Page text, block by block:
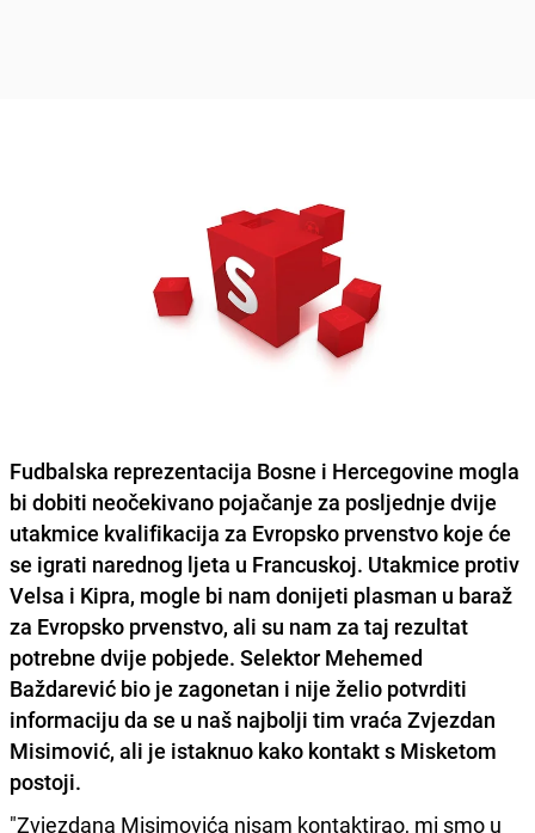
Fudbalska reprezentacija Bosne i Hercegovine mogla
bi dobiti neočekivano pojačanje za posljednje dvije
utakmice kvalifikacija za Evropsko prvenstvo koje će
se igrati narednog ljeta u Francuskoj. Utakmice protiv
Velsa i Kipra, mogle bi nam donijeti plasman u baraž
za Evropsko prvenstvo, ali su nam za taj rezultat
potrebne dvije pobjede. Selektor Mehemed
Baždarević bio je zagonetan i nije želio potvrditi
informaciju da se u naš najbolji tim vraća Zvjezdan
Misimović, ali je istaknuo kako kontakt s Misketom
postoji.
"Zvjezdana Misimovića nisam kontaktirao, mi smo u